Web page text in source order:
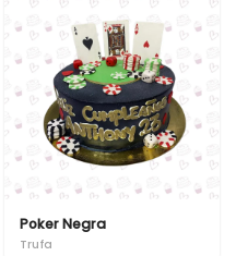
Poker Negra
Trufa